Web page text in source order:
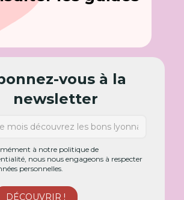
vous à la
newsletter
à notre politique de
nous nous engageons à respecter
personnelles.